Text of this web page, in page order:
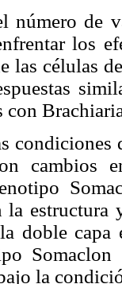
número de
los
las células
con
condiciones
cambios
la
doble
la